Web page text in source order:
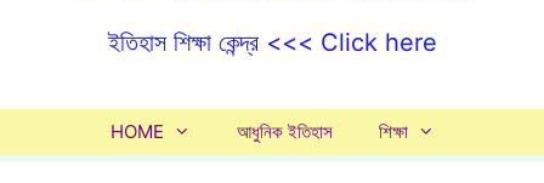
ইতিহাস শিক্ষা কেন্দ্র <<< Click here
HOME আধুনিক ইতিহাস শিক্ষা